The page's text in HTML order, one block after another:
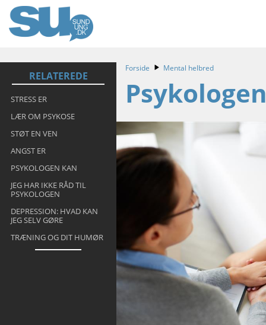
RELATEREDE
STRESS ER
LÆR OM PSYKOSE
STØT EN VEN
ANGST ER
PSYKOLOGEN KAN
JEG HAR IKKE RÅD TIL
PSYKOLOGEN
DEPRESSION: HVAD KAN
JEG SELV GØRE
TRÆNING OG DIT HUMØR
Forside Mental helbred